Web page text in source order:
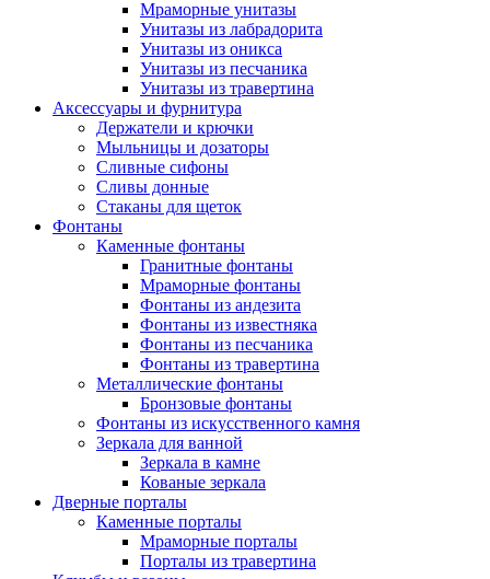
Мраморные унитазы
Унитазы из лабрадорита
Унитазы из оникса
Унитазы из песчаника
Унитазы из травертина
Аксессуары и фурнитура
Держатели и крючки
Мыльницы и дозаторы
Сливные сифоны
Сливы донные
Стаканы для щеток
Фонтаны
Каменные фонтаны
Гранитные фонтаны
Мраморные фонтаны
Фонтаны из андезита
Фонтаны из известняка
Фонтаны из песчаника
Фонтаны из травертина
Металлические фонтаны
Бронзовые фонтаны
Фонтаны из искусственного камня
Зеркала для ванной
Зеркала в камне
Кованые зеркала
Дверные порталы
Каменные порталы
Мраморные порталы
Порталы из травертина